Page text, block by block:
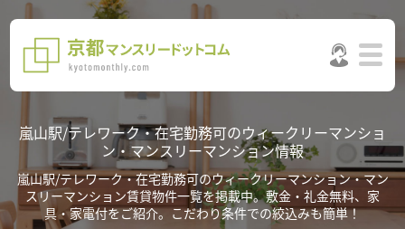
嵐山駅/テレワーク・在宅勤務可のウィークリーマンショ
ン・マンスリーマンション情報
嵐山駅/テレワーク・在宅勤務可のウィークリーマンション・マン
スリーマンション賃貸物件一覧を掲載中。敷金・礼金無料、家
具・家電付をご紹介。こだわり条件での絞込みも簡単！